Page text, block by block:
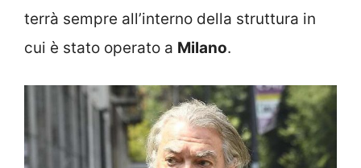
terrà sempre all’interno della struttura in
cui è stato operato a Milano.